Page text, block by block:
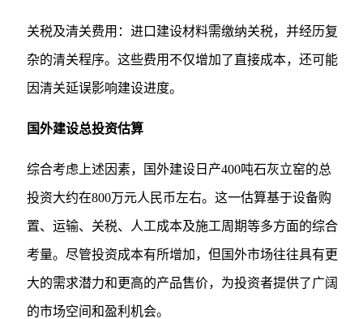
关税及清关费用：进口建设材料需缴纳关税，并经历复
杂的清关程序。这些费用不仅增加了直接成本，还可能
因清关延误影响建设进度。
国外建设总投资估算
综合考虑上述因素，国外建设日产400吨石灰立窑的总
投资大约在800万元人民币左右。这一估算基于设备购
置、运输、关税、人工成本及施工周期等多方面的综合
考量。尽管投资成本有所增加，但国外市场往往具有更
大的需求潜力和更高的产品售价，为投资者提供了广阔
的市场空间和盈利机会。